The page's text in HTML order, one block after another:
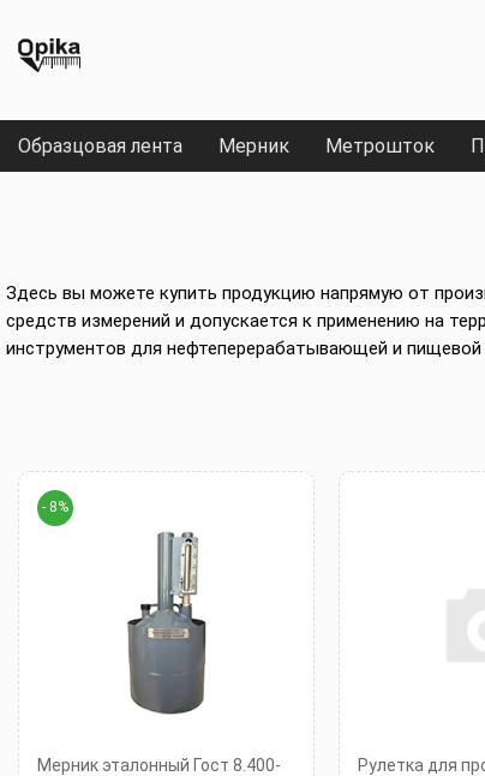
Образцовая лента Мерник Метрошток
Здесь вы можете купить продукцию напрямую от
средств измерений и допускается к применению на
инструментов для нефтеперерабатывающей и
- 8%
Мерник эталонный Гост 8.400-
Рулетка для